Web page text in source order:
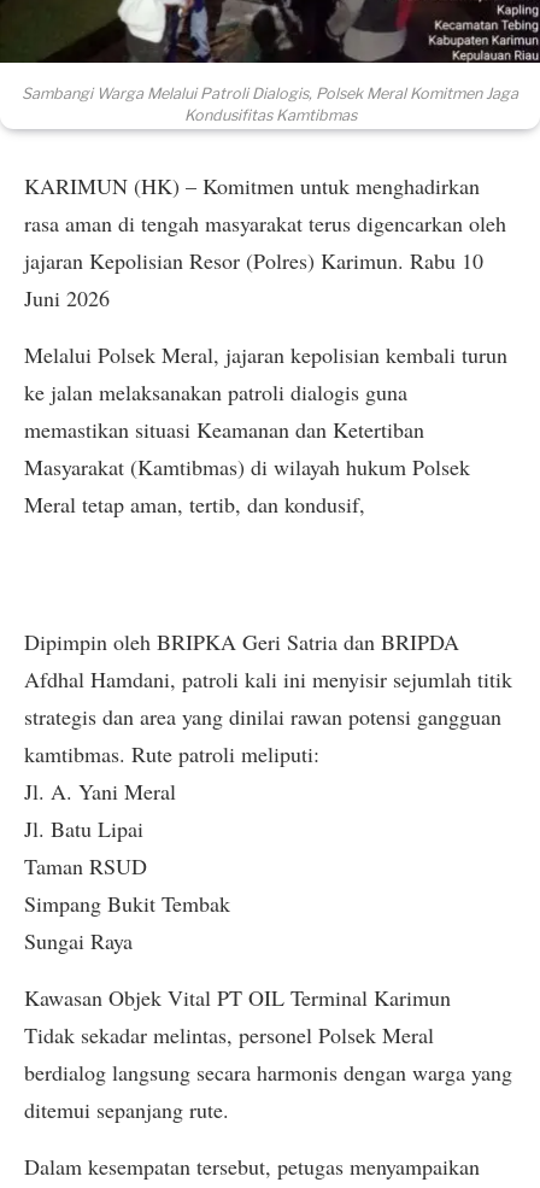
Sambangi Warga Melalui Patroli Dialogis, Polsek Meral Komitmen Jaga
Kondusifitas Kamtibmas
​KARIMUN (HK) – Komitmen untuk menghadirkan
rasa aman di tengah masyarakat terus digencarkan oleh
jajaran Kepolisian Resor (Polres) Karimun. Rabu 10
Juni 2026
Melalui Polsek Meral, jajaran kepolisian kembali turun
ke jalan melaksanakan patroli dialogis guna
memastikan situasi Keamanan dan Ketertiban
Masyarakat (Kamtibmas) di wilayah hukum Polsek
Meral tetap aman, tertib, dan kondusif,
​Dipimpin oleh BRIPKA Geri Satria dan BRIPDA
Afdhal Hamdani, patroli kali ini menyisir sejumlah titik
strategis dan area yang dinilai rawan potensi gangguan
kamtibmas. Rute patroli meliputi:
​Jl. A. Yani Meral
​Jl. Batu Lipai
​Taman RSUD
​Simpang Bukit Tembak
​Sungai Raya
​Kawasan Objek Vital PT OIL Terminal Karimun
​Tidak sekadar melintas, personel Polsek Meral
berdialog langsung secara harmonis dengan warga yang
ditemui sepanjang rute.
Dalam kesempatan tersebut, petugas menyampaikan